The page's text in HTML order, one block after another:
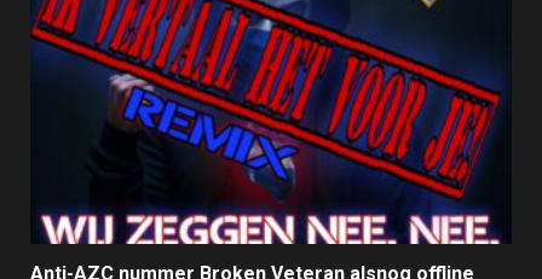
Anti-AZC nummer Broken Veteran alsnog offline